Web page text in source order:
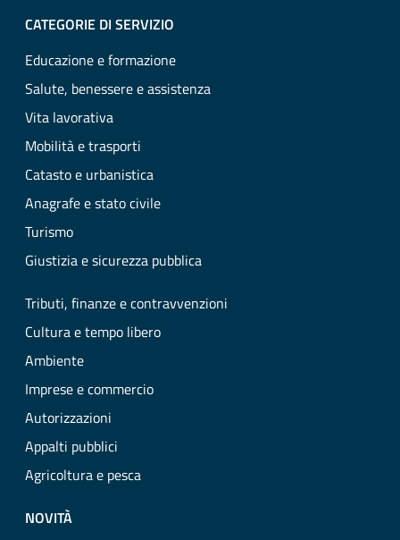
CATEGORIE DI SERVIZIO
Educazione e formazione
Salute, benessere e assistenza
Vita lavorativa
Mobilità e trasporti
Catasto e urbanistica
Anagrafe e stato civile
Turismo
Giustizia e sicurezza pubblica
Tributi, finanze e contravvenzioni
Cultura e tempo libero
Ambiente
Imprese e commercio
Autorizzazioni
Appalti pubblici
Agricoltura e pesca
NOVITÀ